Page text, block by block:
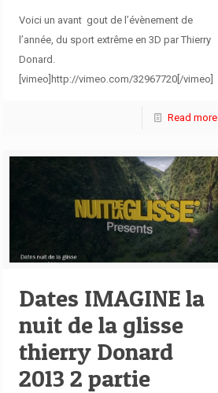
Voici un avant gout de l’évènement de
l’année, du sport extrême en 3D par Thierry
Donard.
[vimeo]http://vimeo.com/32967720[/vimeo]
Read more
Dates IMAGINE la
nuit de la glisse
thierry Donard
2013 2 partie